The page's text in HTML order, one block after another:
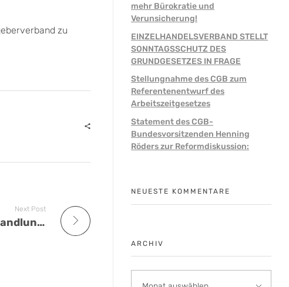
zu
Next Post
TATEX Tarifvertrag: Erste Tarifverhandlungsrunde ohne Ergebnis
mehr Bürokratie und
Verunsicherung!
EINZELHANDELSVERBAND STELLT
SONNTAGSSCHUTZ DES
GRUNDGESETZES IN FRAGE
Stellungnahme des CGB zum
Referentenentwurf des
Arbeitszeitgesetzes
Statement des CGB-
Bundesvorsitzenden Henning
Röders zur Reformdiskussion:
NEUESTE KOMMENTARE
ARCHIV